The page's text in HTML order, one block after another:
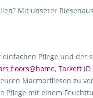
Mit unserer
Pflege und der
floors@home, Tarkett
Marmorfliesen zu
Pflege mit einem